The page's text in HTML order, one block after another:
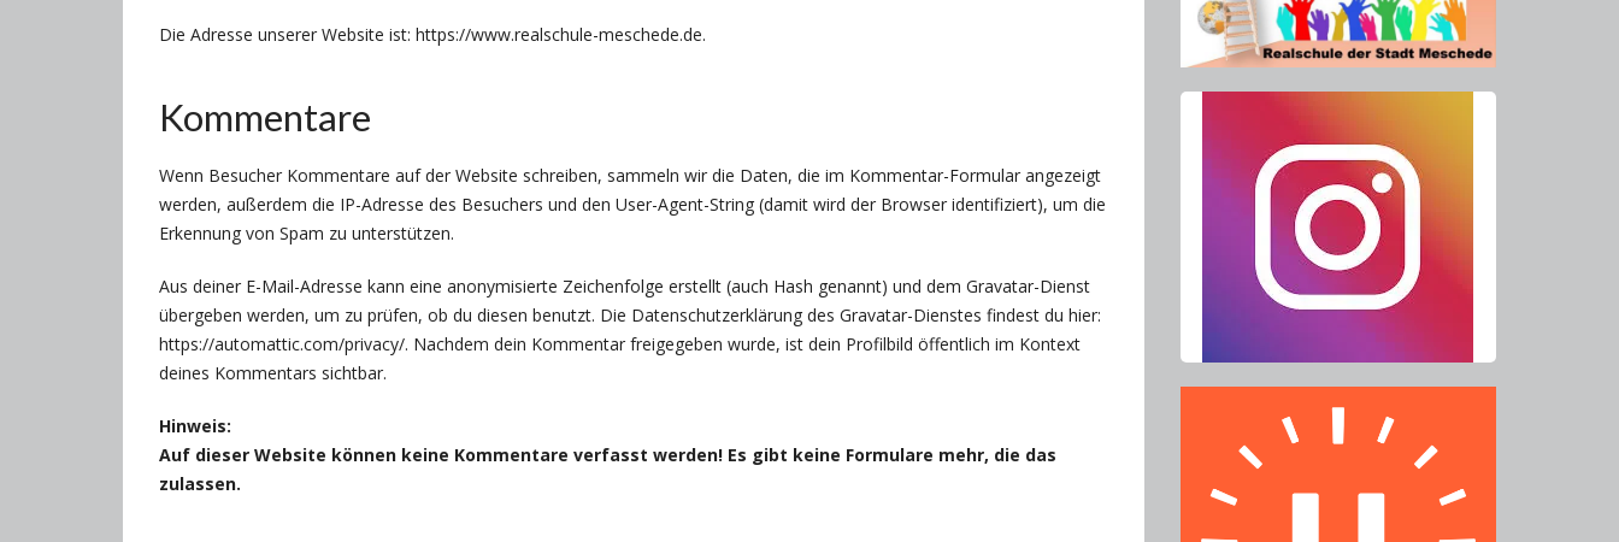
Die Adresse unserer Website ist: https://www.realschule-meschede.de.
Kommentare
Wenn Besucher Kommentare auf der Website schreiben, sammeln wir die Daten, die im Kommentar-Formular angezeigt
werden, außerdem die IP-Adresse des Besuchers und den User-Agent-String (damit wird der Browser identifiziert), um die
Erkennung von Spam zu unterstützen.
Aus deiner E-Mail-Adresse kann eine anonymisierte Zeichenfolge erstellt (auch Hash genannt) und dem Gravatar-Dienst
übergeben werden, um zu prüfen, ob du diesen benutzt. Die Datenschutzerklärung des Gravatar-Dienstes findest du hier:
https://automattic.com/privacy/. Nachdem dein Kommentar freigegeben wurde, ist dein Profilbild öffentlich im Kontext
deines Kommentars sichtbar.
Hinweis:
Auf dieser Website können keine Kommentare verfasst werden! Es gibt keine Formulare mehr, die das
zulassen.